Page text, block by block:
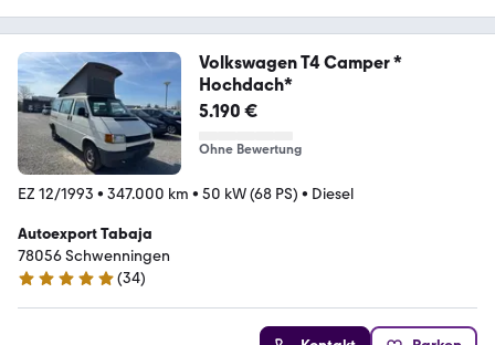
Volkswagen T4 Camper *
Hochdach*
5.190 €
Ohne Bewertung
EZ 12/1993 • 347.000 km • 50 kW (68 PS) • Diesel
Autoexport Tabaja
78056 Schwenningen
5 Sterne
(34)